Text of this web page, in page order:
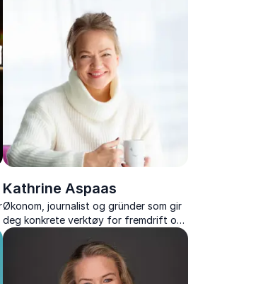
Kathrine Aspaas
Økonom, journalist og gründer som gir
deg konkrete verktøy for fremdrift og
endringsglede i tøffe tider.